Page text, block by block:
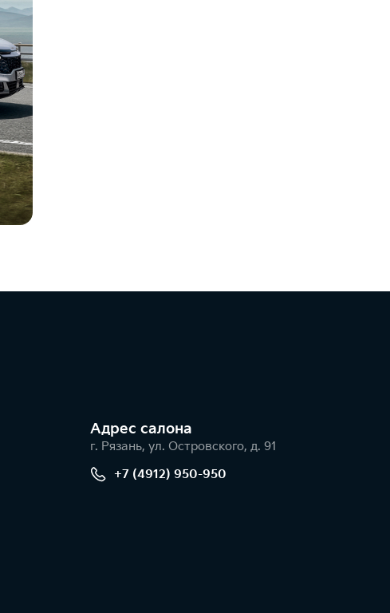
Адрес салонa
г. Рязань, ул. Островского, д. 91
+7 (4912) 950-950